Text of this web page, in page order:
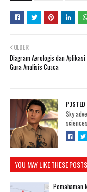
OLDER
Diagram Aerologis dan Aplikasi
Guna Analisis Cuaca
POSTED
Sky
YOU MAY LIKE THESE POSTS
Pemahaman